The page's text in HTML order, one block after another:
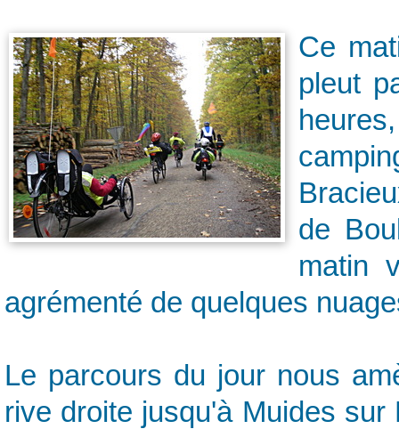
Ce
pleut
de
matin
agrémenté de quelques
Le parcours du jour nous
rive droite jusqu'à Muides